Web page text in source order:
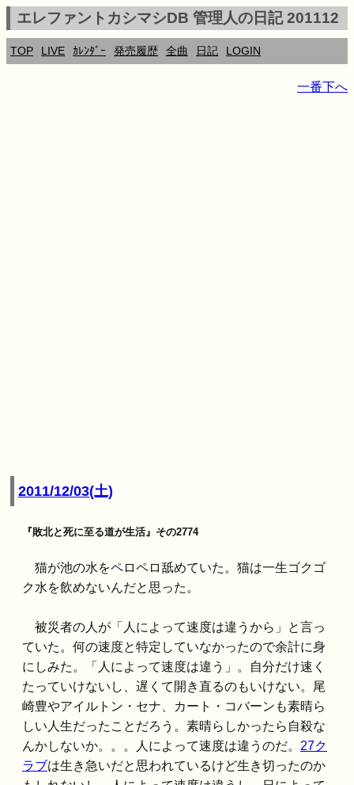
エレファントカシマシDB 管理人の日記 201112
TOP LIVE ｶﾚﾝﾀﾞｰ 発売履歴 全曲 日記 LOGIN
一番下へ
2011/12/03(土)
『敗北と死に至る道が生活』その2774
猫が池の水をペロペロ舐めていた。猫は一生ゴクゴ
ク水を飲めないんだと思った。
被災者の人が「人によって速度は違うから」と言っ
ていた。何の速度と特定していなかったので余計に身
にしみた。「人によって速度は違う」。自分だけ速く
たっていけないし、遅くて開き直るのもいけない。尾
崎豊やアイルトン・セナ、カート・コバーンも素晴ら
しい人生だったことだろう。素晴らしかったら自殺な
んかしないか。。。人によって速度は違うのだ。 27ク
ラブは生き急いだと思われているけど生き切ったのか